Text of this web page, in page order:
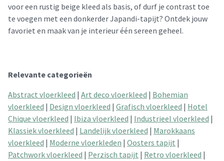
voor een rustig beige kleed als basis, of durf je contrast toe
te voegen met een donkerder Japandi-tapijt? Ontdek jouw
favoriet en maak van je interieur één sereen geheel.
Relevante categorieën
Abstract vloerkleed | Art deco vloerkleed | Bohemian
vloerkleed | Design vloerkleed | Grafisch vloerkleed | Hotel
Chique vloerkleed | Ibiza vloerkleed | Industrieel vloerkleed |
Klassiek vloerkleed | Landelijk vloerkleed | Marokkaans
vloerkleed | Moderne vloerkleden | Oosters tapijt |
Patchwork vloerkleed | Perzisch tapijt | Retro vloerkleed |